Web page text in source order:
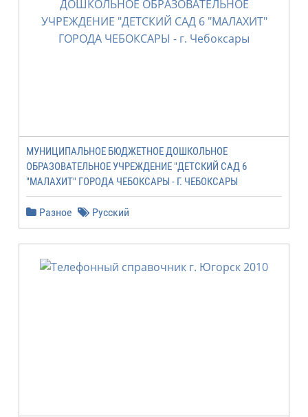
МУНИЦИПАЛЬНОЕ БЮДЖЕТНОЕ ДОШКОЛЬНОЕ
ОБРАЗОВАТЕЛЬНОЕ УЧРЕЖДЕНИЕ "ДЕТСКИЙ САД 6
"МАЛАХИТ" ГОРОДА ЧЕБОКСАРЫ - Г. ЧЕБОКСАРЫ
Разное Русский